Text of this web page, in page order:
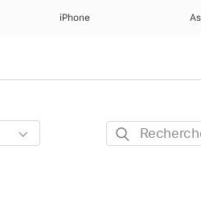
iPhone
Rechercher